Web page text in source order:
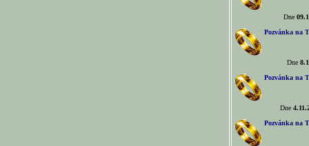
Dne
Pozvánka na
Dne
Pozvánka na
Dne
Pozvánka na